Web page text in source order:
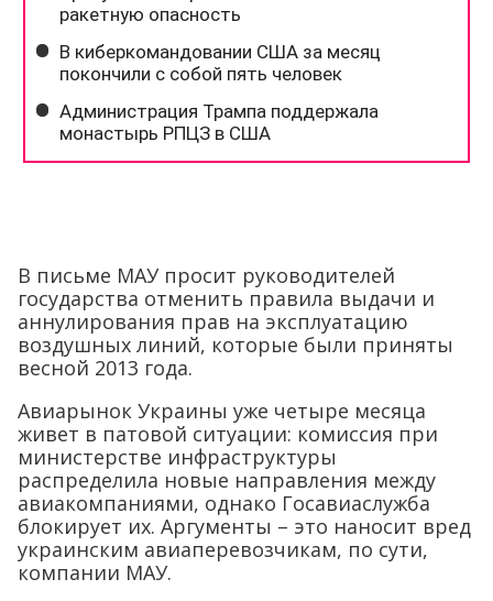
В письме МАУ просит руководителей
государства отменить правила выдачи и
аннулирования прав на эксплуатацию
воздушных линий, которые были приняты
весной 2013 года.
Авиарынок Украины уже четыре месяца
живет в патовой ситуации: комиссия при
министерстве инфраструктуры
распределила новые направления между
авиакомпаниями, однако Госавиаслужба
блокирует их. Аргументы – это наносит вред
украинским авиаперевозчикам, по сути,
компании МАУ.